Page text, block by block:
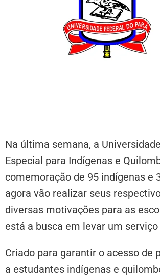
Na última semana, a
Especial para Indígenas e
comemoração de 95 indígenas e
agora vão realizar seus
diversas motivações para as
está a busca em levar um
Criado para garantir o acesso de
a estudantes indígenas e